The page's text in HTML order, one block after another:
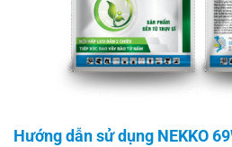
Hướng dẫn sử dụng NEKKO